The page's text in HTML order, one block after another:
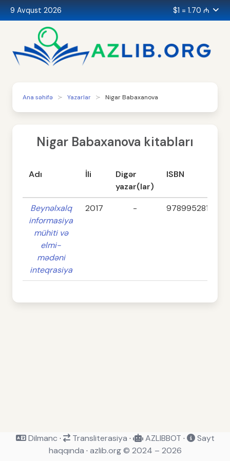
9 Avqust 2026 $1 = 1.70 ₼
Ana səhifə Yazarlar Nigar Babaxanova
Nigar Babaxanova kitabları
Adı İli
Digər
yazar(lar)
ISBN
Beynəlxalq
informasiya
mühiti və
elmi-
mədəni
inteqrasiya
2017 - 9789952817639
Dilmanc · Transliterasiya · AZLIBBOT ·
Sayt
haqqında · azlib.org © 2024 – 2026